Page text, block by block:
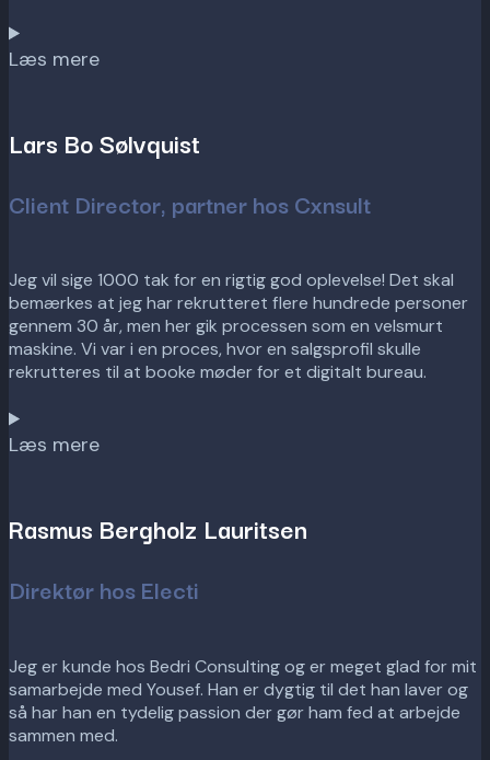
Læs mere
Lars Bo Sølvquist
Client Director, partner hos Cxnsult
Jeg vil sige 1000 tak for en rigtig god oplevelse! Det skal
bemærkes at jeg har rekrutteret flere hundrede personer
gennem 30 år, men her gik processen som en velsmurt
maskine. Vi var i en proces, hvor en salgsprofil skulle
rekrutteres til at booke møder for et digitalt bureau.
Læs mere
Rasmus Bergholz Lauritsen
Direktør hos Electi
Jeg er kunde hos Bedri Consulting og er meget glad for mit
samarbejde med Yousef. Han er dygtig til det han laver og
så har han en tydelig passion der gør ham fed at arbejde
sammen med.